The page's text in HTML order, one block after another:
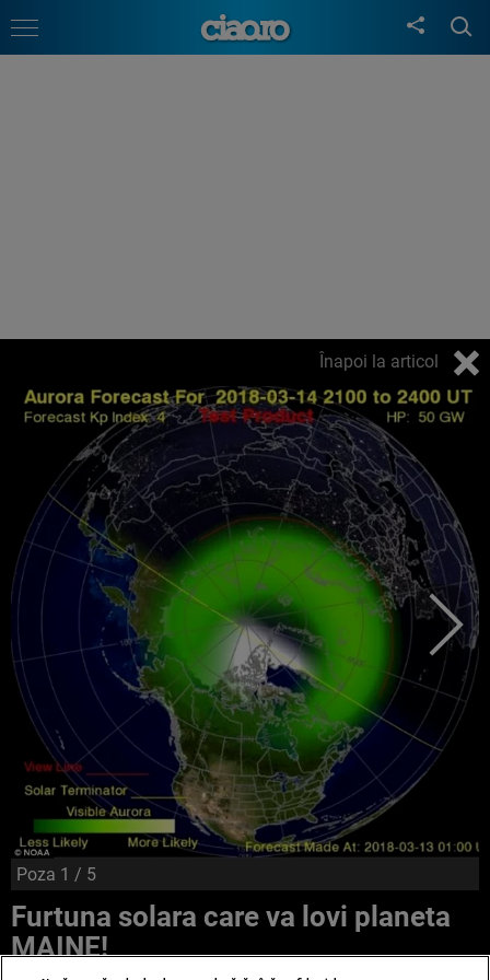
Înapoi la articol
Poza 1 / 5
Furtuna solara care va lovi planeta
MAINE!